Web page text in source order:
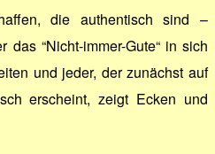
die authentisch sind –
das “Nicht-immer-Gute“ in sich
und jeder, der zunächst auf
erscheint, zeigt Ecken und